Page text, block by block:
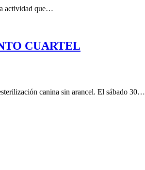
actividad que…
CUARTEL
canina sin arancel. El sábado 30…